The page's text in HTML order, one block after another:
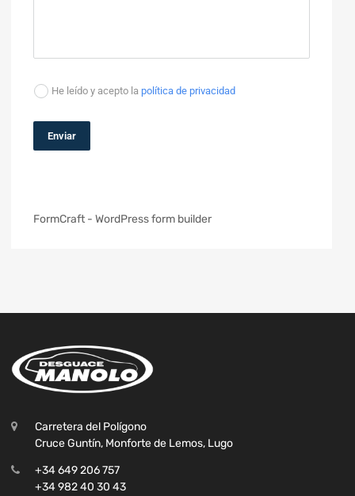
He leído y acepto la política de privacidad
Enviar
FormCraft - WordPress form builder
Carretera del Polígono
Cruce Guntín, Monforte de Lemos, Lugo
+34 649 206 757
+34 982 40 30 43